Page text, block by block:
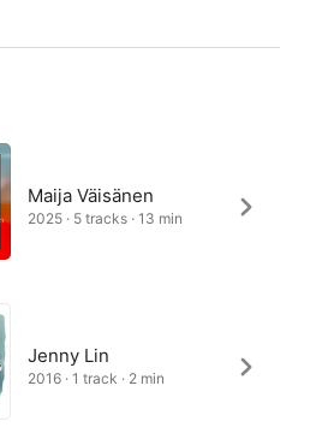
Maija Väisänen
2025 · 5 tracks · 13 min
Jenny Lin
2016 · 1 track · 2 min